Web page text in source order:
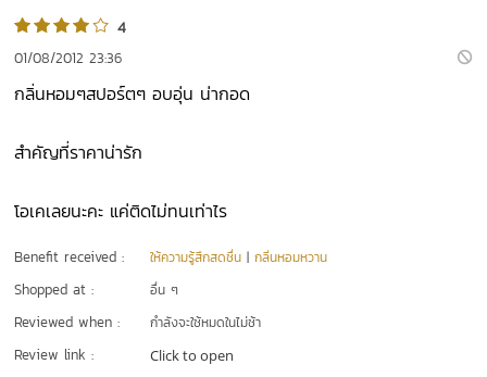
4
01/08/2012 23:36
กลิ่นหอมๆสปอร์ตๆ อบอุ่น น่ากอด
สำคัญที่ราคาน่ารัก
โอเคเลยนะคะ แค่ติดไม่ทนเท่าไร
Benefit received : ให้ความรู้สึกสดชื่น |กลิ่นหอมหวาน
Shopped at : อื่น ๆ
Reviewed when : กำลังจะใช้หมดในไม่ช้า
Review link : Click to open